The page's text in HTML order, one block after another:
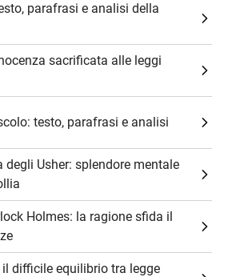
parafrasi e analisi della
sacrificata alle leggi
testo, parafrasi e analisi
Usher: splendore mentale
Holmes: la ragione sfida il
difficile equilibrio tra legge